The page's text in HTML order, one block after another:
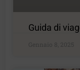
Guida di
Gennaio 8, 2025